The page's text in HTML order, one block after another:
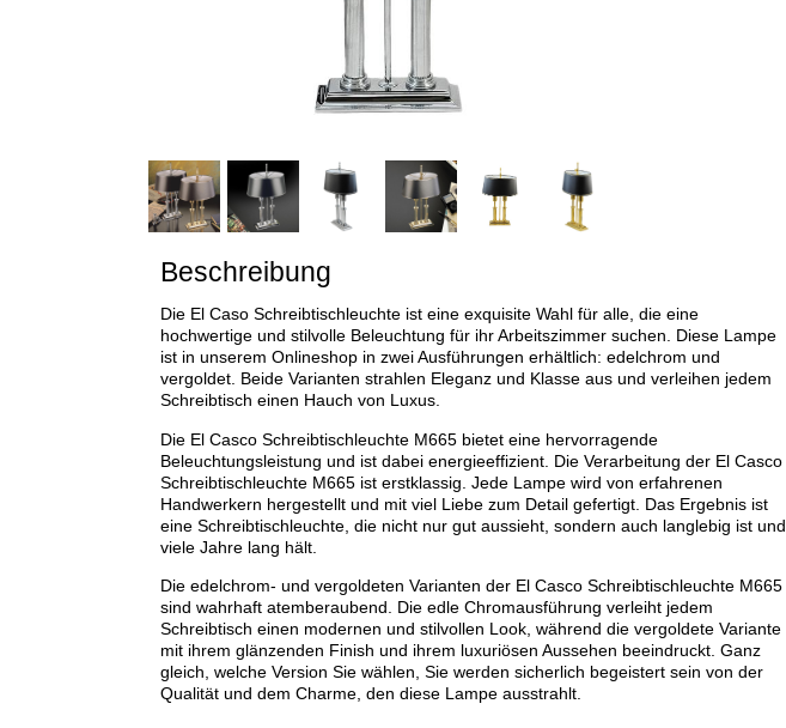
Beschreibung
Die El Caso Schreibtischleuchte ist eine exquisite Wahl für alle, die eine
hochwertige und stilvolle Beleuchtung für ihr Arbeitszimmer suchen. Diese Lampe
ist in unserem Onlineshop in zwei Ausführungen erhältlich: edelchrom und
vergoldet. Beide Varianten strahlen Eleganz und Klasse aus und verleihen jedem
Schreibtisch einen Hauch von Luxus.
Die El Casco Schreibtischleuchte M665 bietet eine hervorragende
Beleuchtungsleistung und ist dabei energieeffizient. Die Verarbeitung der El Casco
Schreibtischleuchte M665 ist erstklassig. Jede Lampe wird von erfahrenen
Handwerkern hergestellt und mit viel Liebe zum Detail gefertigt. Das Ergebnis ist
eine Schreibtischleuchte, die nicht nur gut aussieht, sondern auch langlebig ist und
viele Jahre lang hält.
Die edelchrom- und vergoldeten Varianten der El Casco Schreibtischleuchte M665
sind wahrhaft atemberaubend. Die edle Chromausführung verleiht jedem
Schreibtisch einen modernen und stilvollen Look, während die vergoldete Variante
mit ihrem glänzenden Finish und ihrem luxuriösen Aussehen beeindruckt. Ganz
gleich, welche Version Sie wählen, Sie werden sicherlich begeistert sein von der
Qualität und dem Charme, den diese Lampe ausstrahlt.